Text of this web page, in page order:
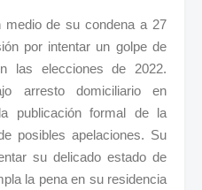
de su condena a 27
por intentar un golpe de
las elecciones de 2022.
arresto domiciliario en
publicación formal de la
posibles apelaciones. Su
su delicado estado de
la pena en su residencia